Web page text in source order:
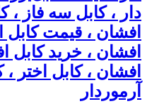
دار ، کابل سه فاز ،
افشان ، قیمت
افشان ، خرید کابل
افشان ، کابل اختر
آرموردار